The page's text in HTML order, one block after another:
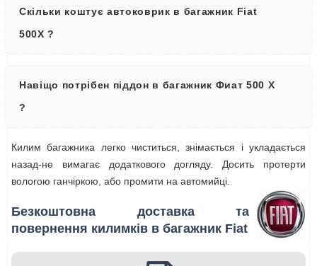
Скільки коштує автоковрик в багажник Fiat
500X ?
Навіщо потрібен піддон в багажник Фиат 500 Х
?
Килим багажника легко чиститься, знімається і укладається
назад-не вимагає додаткового догляду. Досить протерти
вологою ганчіркою, або промити на автомийці.
Безкоштовна доставка та
повернення килимків в багажник Fiat